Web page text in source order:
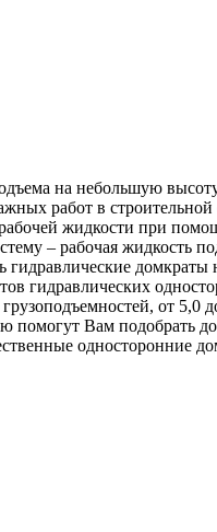
на небольшую
работ в
жидкости при
– рабочая жидкость
от
Вам подобрать